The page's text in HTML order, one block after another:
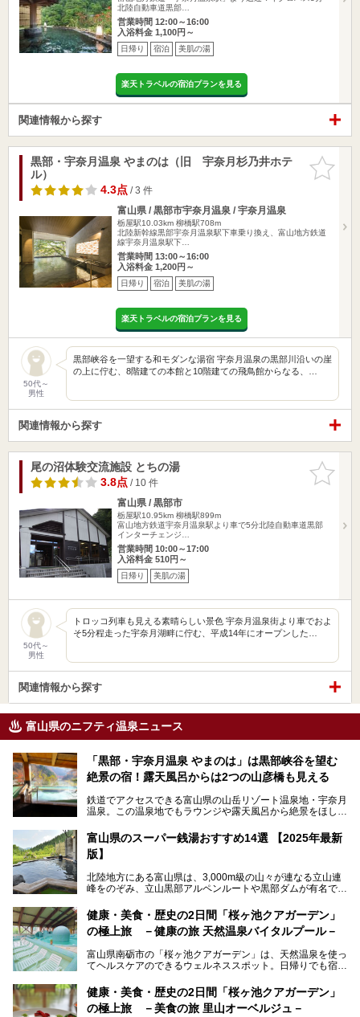
北陸自動車道黒部…
営業時間 12:00～16:00
入浴料金 1,100円～
日帰り 宿泊 美肌の湯
楽天トラベルの宿泊プランを見る
関連情報から探す
お気に入
りに追加
黒部・宇奈月温泉 やまのは（旧 宇奈月杉乃井ホテ
ル）
4.3点/ 3 件
富山県 / 黒部市宇奈月温泉 / 宇奈月温泉
栃屋駅10.03km 柳橋駅708m
北陸新幹線黒部宇奈月温泉駅下車乗り換え、富山地方鉄道
線宇奈月温泉駅下…
営業時間 13:00～16:00
入浴料金 1,200円～
日帰り 宿泊 美肌の湯
楽天トラベルの宿泊プランを見る
50代～
男性
黒部峡谷を一望する和モダンな湯宿 宇奈月温泉の黒部川沿いの崖
の上に佇む、8階建ての本館と10階建ての飛鳥館からなる、…
関連情報から探す
お気に入
りに追加
尾の沼体験交流施設 とちの湯
3.8点/ 10 件
富山県 / 黒部市
栃屋駅10.95km 柳橋駅899m
富山地方鉄道宇奈月温泉駅より車で5分北陸自動車道黒部
インターチェンジ…
営業時間 10:00～17:00
入浴料金 510円～
日帰り 美肌の湯
50代～
男性
トロッコ列車も見える素晴らしい景色 宇奈月温泉街より車でおよ
そ5分程走った宇奈月湖畔に佇む、平成14年にオープンした…
関連情報から探す
富山県のニフティ温泉ニュース
「黒部・宇奈月温泉 やまのは」は黒部峡谷を望む
絶景の宿！露天風呂からは2つの山彦橋も見える
鉄道でアクセスできる富山県の山岳リゾート温泉地・宇奈月
温泉。この温泉地でもラウンジや露天風呂から絶景をほしい
の「黒部・宇奈月温泉 やまのは」。
自慢の眺望、温泉、居心地の良い客室、ビュッフェ式の食事
ます。日常から少し離れて、山懐で自然に癒されたいと思う
方にぴったりの温泉です。冬なら雪景色も絵になりますよ。
───
提供元：オリックス・ホテルマネジメント株式会社【PR】
この記事は黒部・宇奈月温泉 やまのはのPR記事です。
富山県のスーパー銭湯おすすめ14選 【2025年最新
版】
北陸地方にある富山県は、3,000m級の山々が連なる立山連
峰をのぞみ、立山黒部アルペンルートや黒部ダムが有名で
の（新鮮な）海の幸も見逃せません！
北陸新幹線が開業し、実は東京からも2時間ほどでアクセス
のいい天然温泉が豊富で、すぐにでも出かけたくなる施設が
満載ですよ。
健康・美食・歴史の2日間「桜ヶ池クアガーデン」
の極上旅 －健康の旅 天然温泉バイタルプール－
富山県南砺市の「桜ヶ池クアガーデン」は、天然温泉を使っ
てヘルスケアのできるウェルネススポット。日帰りでも宿泊
るので、ゆったり楽しみながら美しく健康に。
そんな「桜ヶ池クアガーデン」の天然温泉バイタルプールと
健康・美食・歴史の2日間「桜ヶ池クアガーデン」
の極上旅 －美食の旅 里山オーベルジュ－